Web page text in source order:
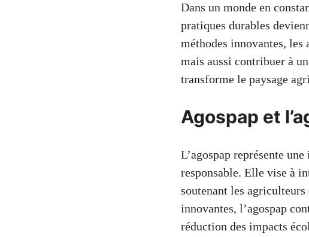
Dans un monde en
pratiques durables
méthodes innovantes,
mais aussi contribuer à
transforme le paysage
Agospap et
L’agospap représente
responsable. Elle vise à
soutenant les
innovantes, l’agospap
réduction des impacts